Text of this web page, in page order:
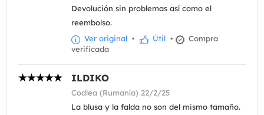
Devolución sin problemas así como el
reembolso.
Ver original • Útil •
Compra
verificada
ILDIKO
Codlea (Rumanía) 22/2/25
La blusa y la falda no son del mismo tamaño.